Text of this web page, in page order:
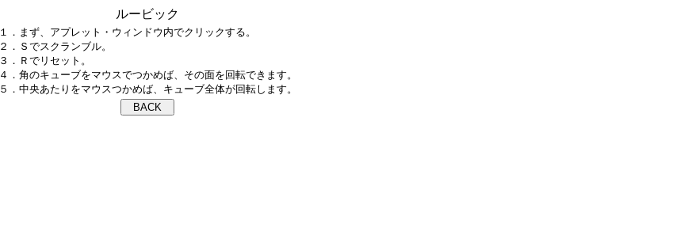
ルービック
１．まず、アプレット・ウィンドウ内でクリックする。
２．Ｓでスクランブル。
３．Ｒでリセット。
４．角のキューブをマウスでつかめば、その面を回転できます。